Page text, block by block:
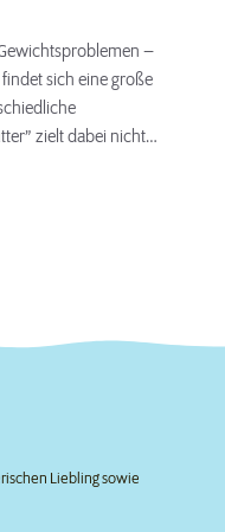
–
sich eine große
zielt dabei nicht
bei Tieren,
Liebling sowie